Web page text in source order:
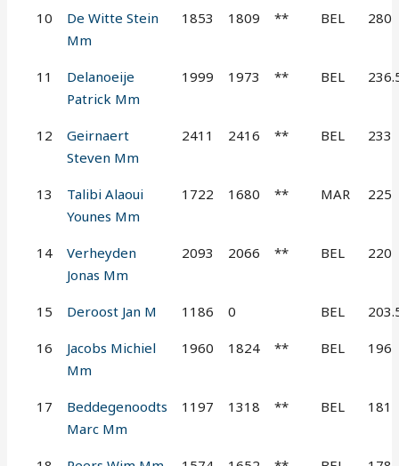
10
De Witte Stein
Mm
1853 1809 ** BEL 280
11
Delanoeije
Patrick Mm
1999 1973 ** BEL
12
Geirnaert
Steven Mm
2411 2416 ** BEL 233
13
Talibi Alaoui
Younes Mm
1722 1680 ** MAR 225
14
Verheyden
Jonas Mm
2093 2066 ** BEL 220
15 Deroost Jan M 1186 0 BEL
16
Jacobs Michiel
Mm
1960 1824 ** BEL 196
17
Beddegenoodts
Marc Mm
1197 1318 ** BEL 181